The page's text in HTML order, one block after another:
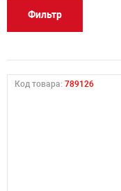
Фильтр
Код товара: 789126